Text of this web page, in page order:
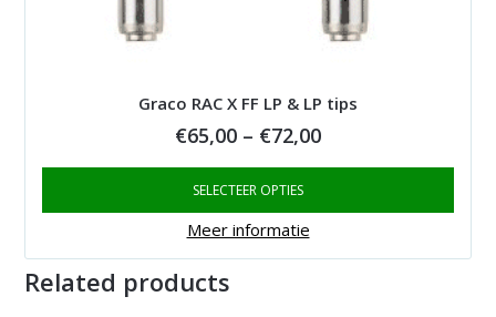
Graco RAC X FF LP & LP tips
€65,00 – €72,00Price
range:
€72,00
SELECTEER OPTIES
Meer informatie
Related products